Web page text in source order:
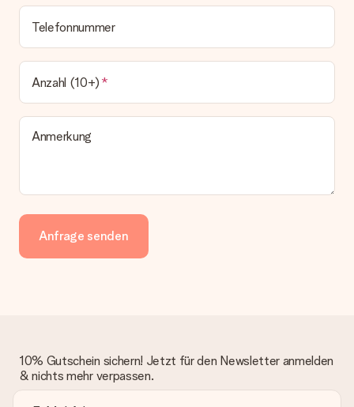
Telefonnummer
Anzahl (10+)
Anmerkung
Anfrage senden
10% Gutschein sichern! Jetzt für den Newsletter anmelden
& nichts mehr verpassen.